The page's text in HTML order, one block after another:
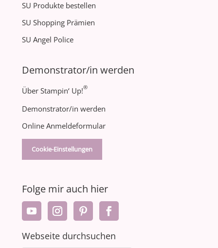
SU Produkte bestellen
SU Shopping Prämien
SU Angel Police
Demonstrator/in werden
Über Stampin‘ Up!®
Demonstrator/in werden
Online Anmeldeformular
Cookie-Einstellungen
Folge mir auch hier
Webseite durchsuchen